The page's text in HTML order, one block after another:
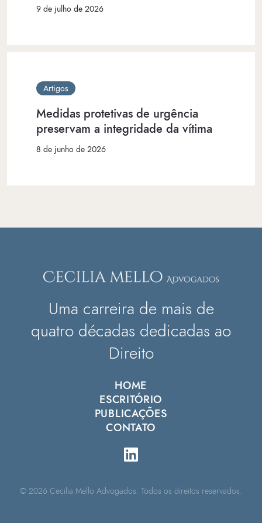
9 de julho de 2026
Artigos
Medidas protetivas de urgência
preservam a integridade da vítima
8 de junho de 2026
Uma carreira de mais de
quatro décadas dedicadas ao
Direito
HOME
ESCRITÓRIO
PUBLICAÇÕES
CONTATO
© 2026 Cecilia Mello Advogados. Todos os direitos reservados.